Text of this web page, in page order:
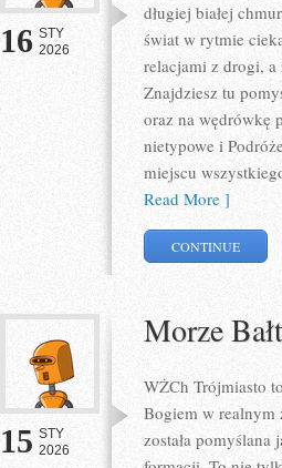
16 STY
2026
długiej białej
świat w rytmie
relacjami z drogi, a
Znajdziesz tu
oraz na wędrówkę
nietypowe i
miejscu
Read More ]
CONTINUE
15 STY
2026
Morze
WŻCh Trójmiasto
Bogiem w realnym
została